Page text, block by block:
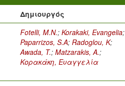
Δημιουργός
Fotelli, M.N.;Korakaki, Evangelia;
Paparrizos, S.A;Radoglou, K;
Awada, T.;Matzarakis, A.;
Κορακάκη, Ευαγγελία